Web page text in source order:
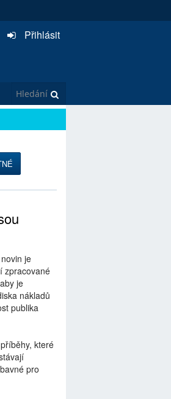
Přihlásit
je
zpracované
je
nákladů
publika
které
pro